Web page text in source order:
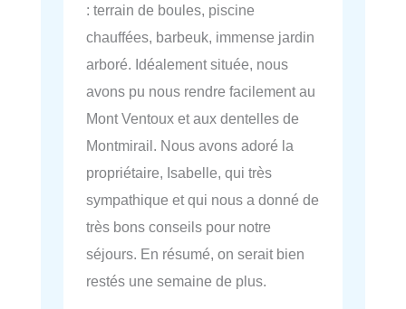
: terrain de boules, piscine
chauffées, barbeuk, immense jardin
arboré. Idéalement située, nous
avons pu nous rendre facilement au
Mont Ventoux et aux dentelles de
Montmirail. Nous avons adoré la
propriétaire, Isabelle, qui très
sympathique et qui nous a donné de
très bons conseils pour notre
séjours. En résumé, on serait bien
restés une semaine de plus.